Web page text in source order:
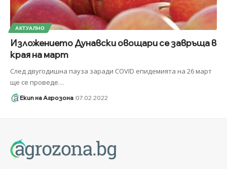
АКТУАЛНО
Изложението Дунавски овощари се завръща в
края на март
След двугодишна пауза заради COVID епидемията на 26 март
ще се проведе…
Екип на Агрозона 07.02.2022